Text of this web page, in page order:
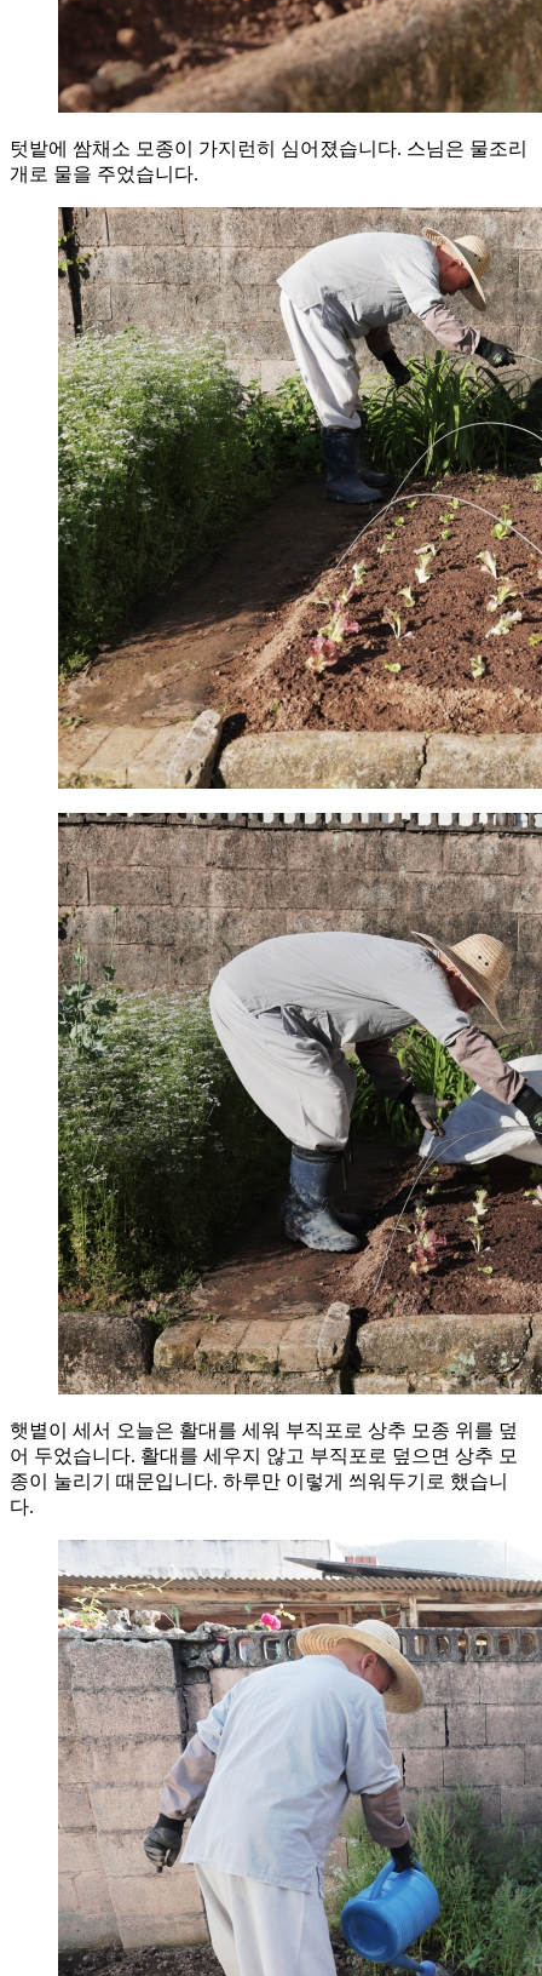
텃밭에 쌈채소 모종이 가지런히 심어졌습니다. 스님은 물조리
개로 물을 주었습니다.
햇볕이 세서 오늘은 활대를 세워 부직포로 상추 모종 위를 덮
어 두었습니다. 활대를 세우지 않고 부직포로 덮으면 상추 모
종이 눌리기 때문입니다. 하루만 이렇게 씌워두기로 했습니
다.